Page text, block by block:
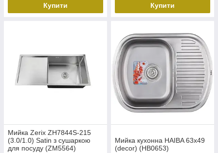
Купити Купити
Мийка Zerix ZH7844S-215
(3.0/1.0) Satin з сушаркою
для посуду (ZM5564)
Мийка кухонна HAIBA 63x49
(decor) (HB0653)